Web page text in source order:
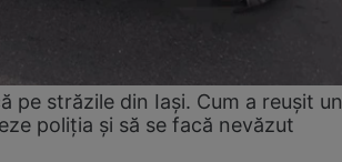
pe străzile din Iași. Cum a reușit un
poliția și să se facă nevăzut